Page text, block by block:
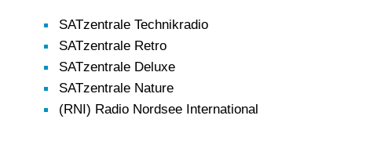
SATzentrale Technikradio
SATzentrale Retro
SATzentrale Deluxe
SATzentrale Nature
(RNI) Radio Nordsee International